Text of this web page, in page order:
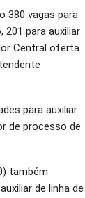
380 vagas para
para auxiliar
Central oferta
para auxiliar
de processo de
também
de linha de